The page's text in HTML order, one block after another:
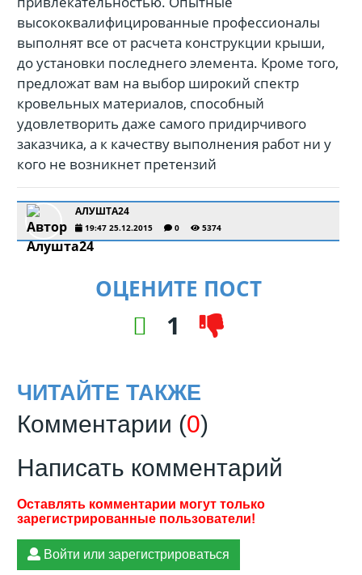
высококвалифицированные профессионалы
выполнят все от расчета конструкции крыши,
до установки последнего элемента. Кроме того,
предложат вам на выбор широкий спектр
кровельных материалов, способный
удовлетворить даже самого придирчивого
заказчика, а к качеству выполнения работ ни у
кого не возникнет претензий
АЛУШТА24
19:47 25.12.2015 0 5374
ОЦЕНИТЕ ПОСТ
1
ЧИТАЙТЕ ТАКЖЕ
Комментарии (0)
Написать комментарий
Войти или зарегистрироваться